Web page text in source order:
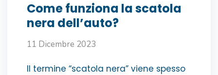
Come funziona la scatola
nera dell’auto?
11 Dicembre 2023
Il termine “scatola nera” viene spesso